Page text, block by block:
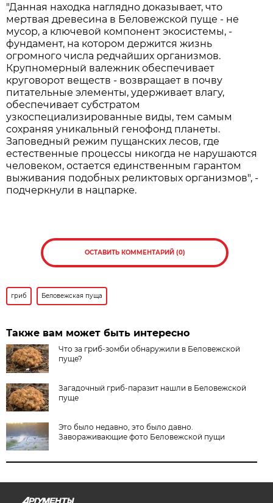
"Данная находка наглядно доказывает, что
мертвая древесина в Беловежской пуще - не
мусор, а ключевой компонент экосистемы, -
фундамент, на котором держится жизнь
огромного числа редчайших организмов.
Крупномерный валежник обеспечивает
круговорот веществ - возвращает в почву
питательные элементы, удерживает влагу,
обеспечивает субстратом
узкоспециализированные виды, тем самым
сохраняя уникальный генофонд планеты.
Заповедный режим пущанских лесов, где
естественные процессы никогда не нарушаются
человеком, остается единственным гарантом
выживания подобных реликтовых организмов", -
подчеркнули в нацпарке.
ОСТАВИТЬ КОММЕНТАРИЙ (0)
гриб Беловежская пуща
Также вам может быть интересно
Что за гриб-зомби обнаружили в Беловежской
пуще?
Загадочный гриб-паразит нашли в Беловежской
пуще
Это было недавно, это было давно.
Завораживающие фото Беловежской пущи